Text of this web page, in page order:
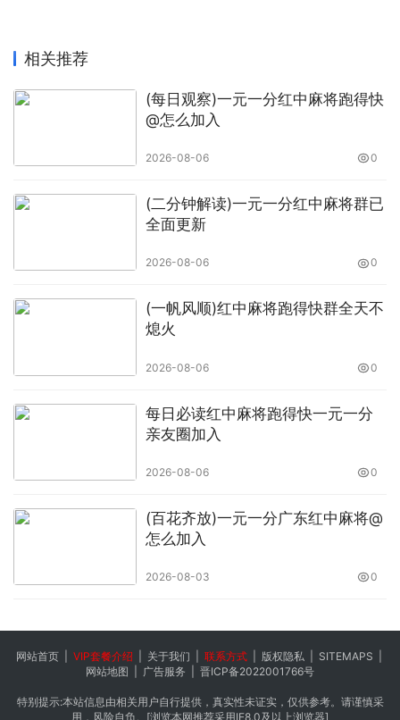
相关推荐
(每日观察)一元一分红中麻将跑得快
@怎么加入
2026-08-06 0
(二分钟解读)一元一分红中麻将群已
全面更新
2026-08-06 0
(一帆风顺)红中麻将跑得快群全天不
熄火
2026-08-06 0
每日必读红中麻将跑得快一元一分
亲友圈加入
2026-08-06 0
(百花齐放)一元一分广东红中麻将@
怎么加入
2026-08-03 0
网站首页| VIP套餐介绍 关于我们 联系方式| 版权隐私| SITEMAPS
网站地图
广告服务 晋ICP备2022001766号
特别提示:本站信息由相关用户自行提供，真实性未证实，仅供参考。请谨慎采
用，风险自负。[浏览本网推荐采用IE8.0及以上浏览器]